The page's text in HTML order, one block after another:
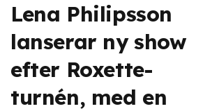
Lena Philipsson
lanserar ny show
efter Roxette-
turnén, med en